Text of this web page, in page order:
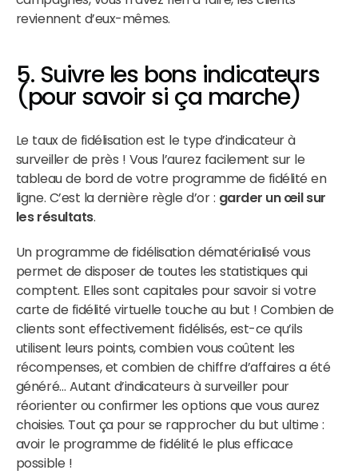
reviennent d’eux-mêmes.
5. Suivre les bons indicateurs
(pour savoir si ça marche)
Le taux de fidélisation est le type d’indicateur à
surveiller de près ! Vous l’aurez facilement sur le
tableau de bord de votre programme de fidélité en
ligne. C’est la dernière règle d’or : garder un œil sur
les résultats.
Un programme de fidélisation dématérialisé vous
permet de disposer de toutes les statistiques qui
comptent. Elles sont capitales pour savoir si votre
carte de fidélité virtuelle touche au but ! Combien de
clients sont effectivement fidélisés, est-ce qu’ils
utilisent leurs points, combien vous coûtent les
récompenses, et combien de chiffre d’affaires a été
généré… Autant d’indicateurs à surveiller pour
réorienter ou confirmer les options que vous aurez
choisies. Tout ça pour se rapprocher du but ultime :
avoir le programme de fidélité le plus efficace
possible !